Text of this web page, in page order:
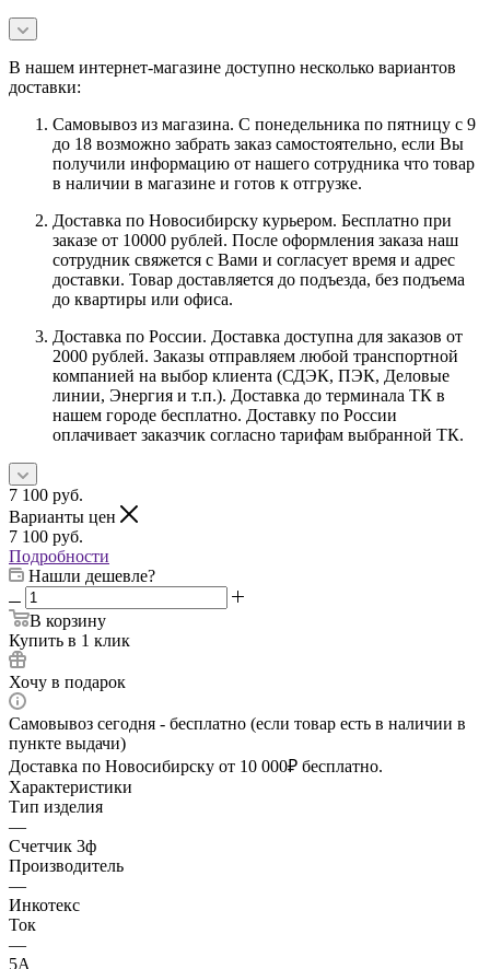
В нашем интернет-магазине доступно несколько вариантов
доставки:
Самовывоз из магазина. С понедельника по пятницу с 9
до 18 возможно забрать заказ самостоятельно, если Вы
получили информацию от нашего сотрудника что товар
в наличии в магазине и готов к отгрузке.
Доставка по Новосибирску курьером. Бесплатно при
заказе от 10000 рублей. После оформления заказа наш
сотрудник свяжется с Вами и согласует время и адрес
доставки. Товар доставляется до подъезда, без подъема
до квартиры или офиса.
Доставка по России. Доставка доступна для заказов от
2000 рублей. Заказы отправляем любой транспортной
компанией на выбор клиента (СДЭК, ПЭК, Деловые
линии, Энергия и т.п.). Доставка до терминала ТК в
нашем городе бесплатно. Доставку по России
оплачивает заказчик согласно тарифам выбранной ТК.
7 100 руб.
Варианты цен
7 100 руб.
Подробности
Нашли дешевле?
В корзину
Купить в 1 клик
Хочу в подарок
Самовывоз сегодня - бесплатно (если товар есть в наличии в
пункте выдачи)
Доставка по Новосибирску от 10 000₽ бесплатно.
Характеристики
Тип изделия
—
Счетчик 3ф
Производитель
—
Инкотекс
Ток
—
5А